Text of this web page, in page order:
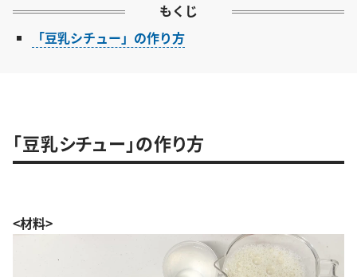
もくじ
「豆乳シチュー」の作り方
「豆乳シチュー」の作り方
<材料>